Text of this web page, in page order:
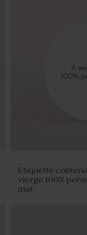
Etiquette
vierge 100%
mat